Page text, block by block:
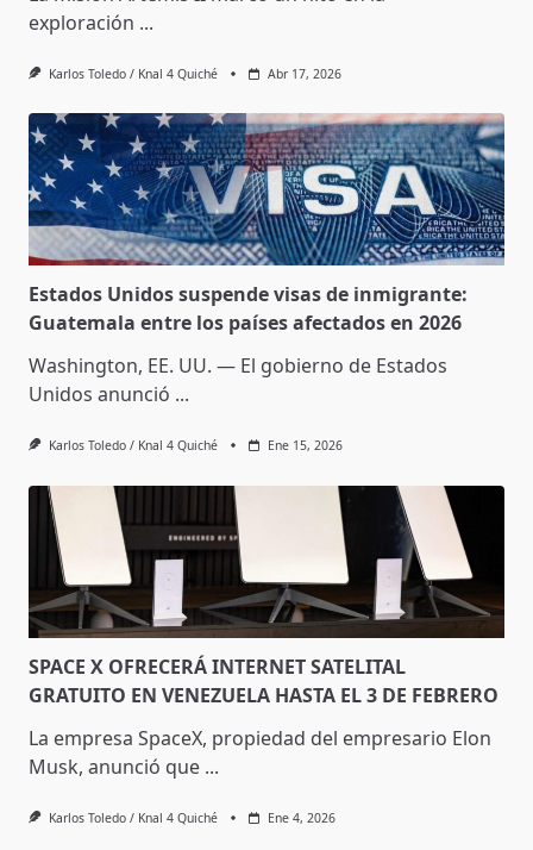
exploración ...
Karlos Toledo / Knal 4 Quiché Abr 17, 2026
Estados Unidos suspende visas de inmigrante:
Guatemala entre los países afectados en 2026
Washington, EE. UU. — El gobierno de Estados
Unidos anunció ...
Karlos Toledo / Knal 4 Quiché Ene 15, 2026
SPACE X OFRECERÁ INTERNET SATELITAL
GRATUITO EN VENEZUELA HASTA EL 3 DE FEBRERO
La empresa SpaceX, propiedad del empresario Elon
Musk, anunció que ...
Karlos Toledo / Knal 4 Quiché Ene 4, 2026